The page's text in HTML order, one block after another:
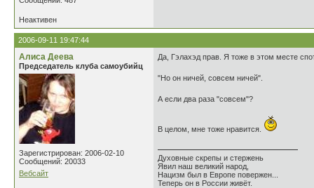
Неактивен
2006-09-11 19:47:44
Алиса Деева
Председатель клуба самоубийц
Зарегистрирован: 2006-02-10
Сообщений: 20033
Вебсайт
Да, Гэлахэд прав. Я тоже в этом месте
"Но он ничей, совсем ничей".
А если два раза "совсем"?
В целом, мне тоже нравится.
Духовные скрепы и стержень
Явил наш великий народ,
Нацизм был в Европе повержен...
Теперь он в России живёт.